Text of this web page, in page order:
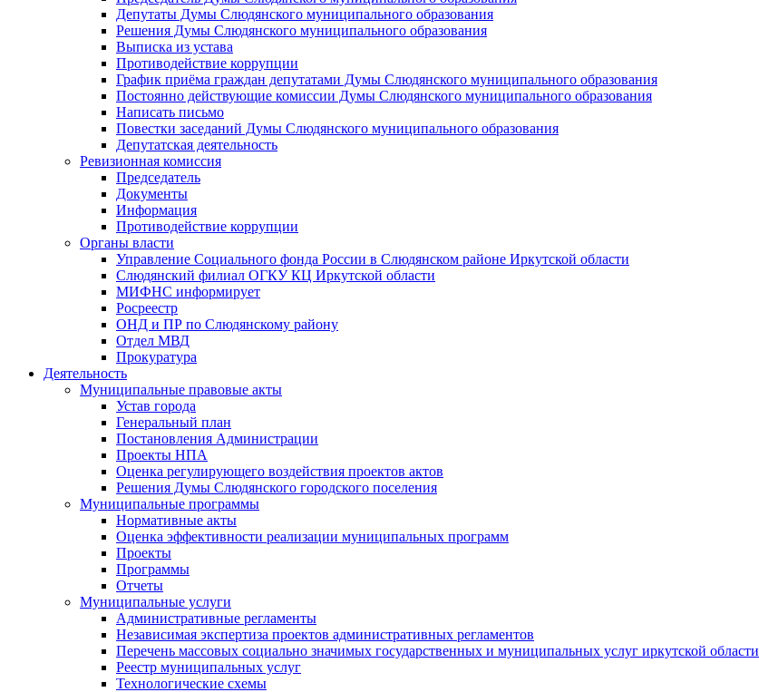
Депутаты Думы Слюдянского муниципального образования
Решения Думы Слюдянского муниципального образования
Выписка из устава
Противодействие коррупции
График приёма граждан депутатами Думы Слюдянского муниципального образования
Постоянно действующие комиссии Думы Слюдянского муниципального образования
Написать письмо
Повестки заседаний Думы Слюдянского муниципального образования
Депутатская деятельность
Ревизионная комиссия
Председатель
Документы
Информация
Противодействие коррупции
Органы власти
Управление Социального фонда России в Слюдянском районе Иркутской области
Слюдянский филиал ОГКУ КЦ Иркутской области
МИФНС информирует
Росреестр
ОНД и ПР по Слюдянскому району
Отдел МВД
Прокуратура
Деятельность
Муниципальные правовые акты
Устав города
Генеральный план
Постановления Администрации
Проекты НПА
Оценка регулирующего воздействия проектов актов
Решения Думы Слюдянского городского поселения
Муниципальные программы
Нормативные акты
Оценка эффективности реализации муниципальных программ
Проекты
Программы
Отчеты
Муниципальные услуги
Административные регламенты
Независимая экспертиза проектов административных регламентов
Перечень массовых социально значимых государственных и муниципальных услуг иркутской области
Реестр муниципальных услуг
Технологические схемы